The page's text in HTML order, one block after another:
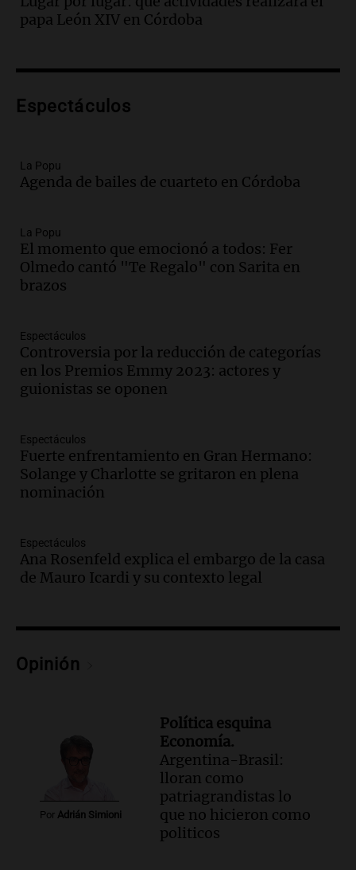
Panorama Federal
carne frente a la pasta artesanal en
Noticias
por tierras se mantiene pese a
temporales y cambios legislativos
Audio.Monseñor Raúl Pizarro Travers es
el actual secretario general de la
Conferencia Episcopal Argentina.
Audio.
Más de 20.000 usuarios sin
suministro eléctrico en la zona AMBA
por intensas lluvias
Panorama Federal
Audio.
en el AMBA por intensas lluvias y
ráfagas de viento
Panorama Federal
sanciones para erradicar escapes libres y
mejorar la seguridad vial
Panorama Federal
Audio.Raúl Bondartusen destaca la
en Tierra del Fuego
Policía de Bariloche condenada a
seis meses de prisión por presentar
certificados médicos falsos
Audio.Rafaela propone aumento del
40% en la Unidad de Cuenta Municipal
papa León XIV en Córdoba
Espectáculos
La Popu
Agenda de bailes de cuarteto en Córdoba
La Popu
El momento que emocionó a todos: Fer
Olmedo cantó "Te Regalo" con Sarita en
brazos
Espectáculos
Controversia por la reducción de categorías
en los Premios Emmy 2023: actores y
guionistas se oponen
Espectáculos
Fuerte enfrentamiento en Gran Hermano:
Solange y Charlotte se gritaron en plena
nominación
Espectáculos
Ana Rosenfeld explica el embargo de la casa
de Mauro Icardi y su contexto legal
Opinión
Por Adrián Simioni
Política esquina
Economía.
Argentina-Brasil:
lloran como
patriagrandistas lo
que no hicieron como
politicos